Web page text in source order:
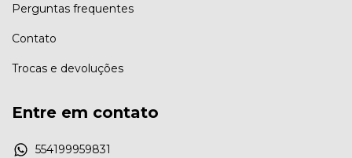
Perguntas frequentes
Contato
Trocas e devoluções
Entre em contato
554199959831